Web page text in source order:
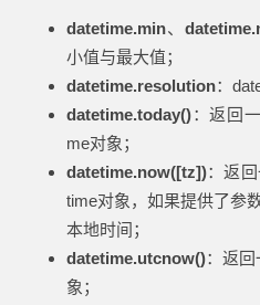
datetime.min、
小值与最大值；
datetime.resolution：
datetime.today()：返回
me对象；
datetime.now([tz])：返
time对象，如果提供了参
本地时间；
datetime.utcnow()：返
象；